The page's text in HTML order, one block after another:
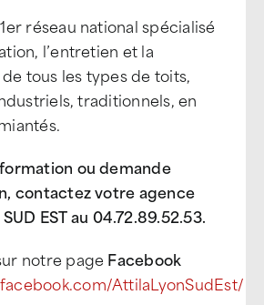
réseau national spécialisé
l’entretien et la
tous les types de toits,
traditionnels, en
ou demande
contactez votre agence
EST au 04.72.89.52.53.
notre page Facebook
AttilaLyonSudEst/